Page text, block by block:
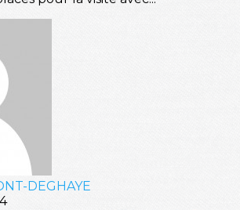
DEGHAYE